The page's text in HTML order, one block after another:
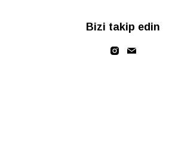
Bizi takip edin